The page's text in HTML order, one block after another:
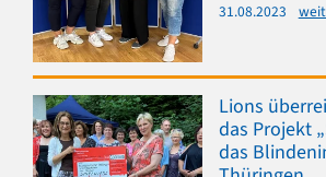
31.08.2023
Lions
das Projekt
das